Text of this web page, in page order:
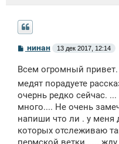
С
б
е
н
и
е
нинан 13 дек 2017, 12:14
Всем огромный привет.
медят порадуете
очернь редко сейчас.
много.... Не очень
напиши что ли . у меня
которых отслеживаю